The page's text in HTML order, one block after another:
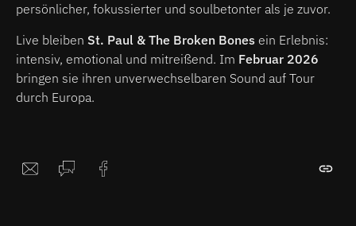
persönlicher, fokussierter und soulbetonter als je zuvor.
Live bleiben St. Paul & The Broken Bones ein Erlebnis:
intensiv, emotional und mitreißend. Im Februar 2026
bringen sie ihren unverwechselbaren Sound auf Tour
durch Europa.